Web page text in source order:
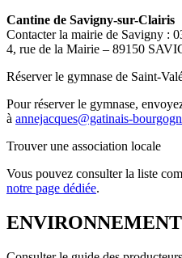
Cantine de Savigny-sur-Clairis
Contacter la mairie de Savigny :
4, rue de la Mairie – 89150
Réserver le gymnase de Saint-
Pour réserver le gymnase,
à annejacques@gatinais-
Trouver une association locale
Vous pouvez consulter la liste
notre page dédiée.
ENVIRONNEMENT